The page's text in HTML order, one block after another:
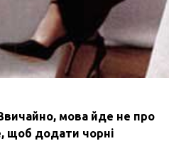
мова йде не про
щоб додати чорні